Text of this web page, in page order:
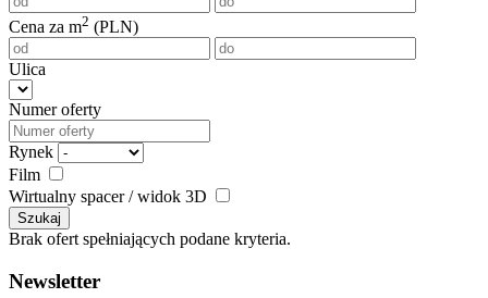
Cena za m2 (PLN)
Ulica
Numer oferty
Rynek
Film
Wirtualny spacer / widok 3D
Szukaj
Brak ofert spełniających podane kryteria.
Newsletter